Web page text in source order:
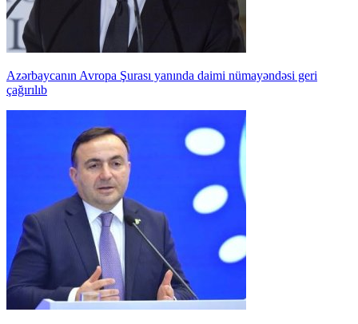
Azərbaycanın Avropa Şurası yanında daimi nümayəndəsi geri
çağırılıb